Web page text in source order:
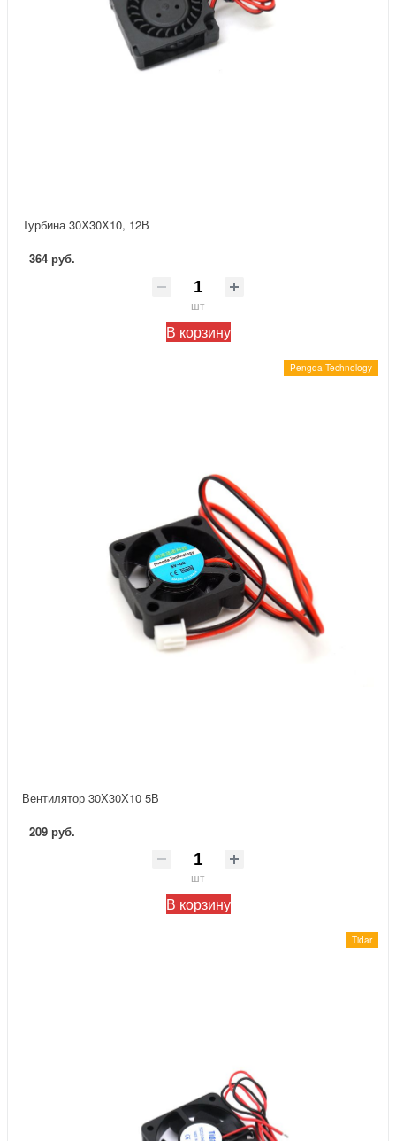
Турбина 30Х30Х10, 12В
364 руб.
шт
В корзину
Pengda Technology
Вентилятор 30Х30Х10 5В
209 руб.
шт
В корзину
Tidar